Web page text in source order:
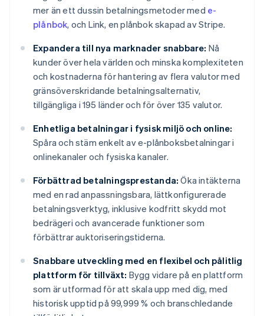
mer än ett dussin betalningsmetoder med e-
plånbok, och Link, en plånbok skapad av Stripe.
Expandera till nya marknader snabbare: Nå
kunder över hela världen och minska komplexiteten
och kostnaderna för hantering av flera valutor med
gränsöverskridande betalningsalternativ,
tillgängliga i 195 länder och för över 135 valutor.
Enhetliga betalningar i fysisk miljö och online:
Spåra och stäm enkelt av e-plånboksbetalningar i
onlinekanaler och fysiska kanaler.
Förbättrad betalningsprestanda: Öka intäkterna
med en rad anpassningsbara, lättkonfigurerade
betalningsverktyg, inklusive kodfritt skydd mot
bedrägeri och avancerade funktioner som
förbättrar auktoriseringstiderna.
Snabbare utveckling med en flexibel och pålitlig
plattform för tillväxt: Bygg vidare på en plattform
som är utformad för att skala upp med dig, med
historisk upptid på 99,999 % och branschledande